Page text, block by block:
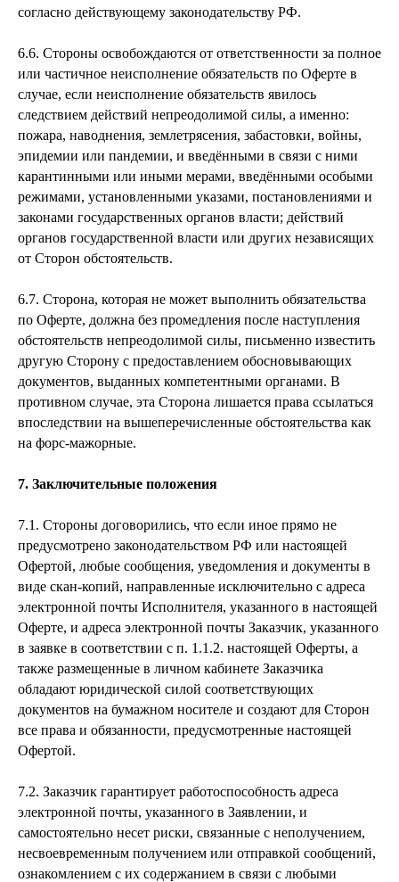
согласно действующему законодательству РФ.
6.6. Стороны освобождаются от ответственности за полное
или частичное неисполнение обязательств по Оферте в
случае, если неисполнение обязательств явилось
следствием действий непреодолимой силы, а именно:
пожара, наводнения, землетрясения, забастовки, войны,
эпидемии или пандемии, и введёнными в связи с ними
карантинными или иными мерами, введёнными особыми
режимами, установленными указами, постановлениями и
законами государственных органов власти; действий
органов государственной власти или других независящих
от Сторон обстоятельств.
6.7. Сторона, которая не может выполнить обязательства
по Оферте, должна без промедления после наступления
обстоятельств непреодолимой силы, письменно известить
другую Сторону с предоставлением обосновывающих
документов, выданных компетентными органами. В
противном случае, эта Сторона лишается права ссылаться
впоследствии на вышеперечисленные обстоятельства как
на форс-мажорные.
7. Заключительные положения
7.1. Стороны договорились, что если иное прямо не
предусмотрено законодательством РФ или настоящей
Офертой, любые сообщения, уведомления и документы в
виде скан-копий, направленные исключительно с адреса
электронной почты Исполнителя, указанного в настоящей
Оферте, и адреса электронной почты Заказчик, указанного
в заявке в соответствии с п. 1.1.2. настоящей Оферты, а
также размещенные в личном кабинете Заказчика
обладают юридической силой соответствующих
документов на бумажном носителе и создают для Сторон
все права и обязанности, предусмотренные настоящей
Офертой.
7.2. Заказчик гарантирует работоспособность адреса
электронной почты, указанного в Заявлении, и
самостоятельно несет риски, связанные с неполучением,
несвоевременным получением или отправкой сообщений,
ознакомлением с их содержанием в связи с любыми